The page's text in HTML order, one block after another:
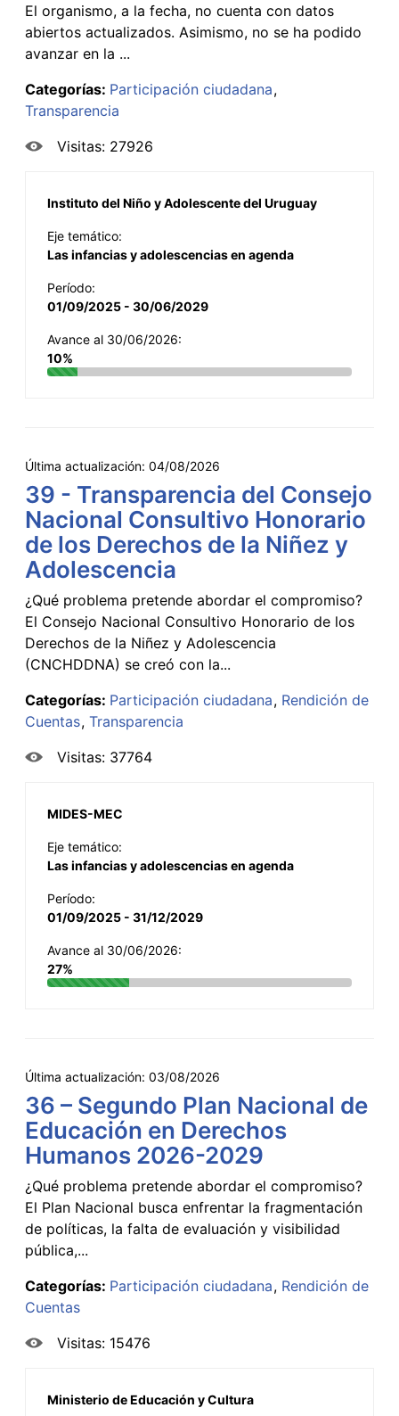
El organismo, a la fecha, no cuenta con datos
abiertos actualizados. Asimismo, no se ha podido
avanzar en la ...
Categorías: Participación ciudadana
Transparencia
Visitas: 27926
Instituto del Niño y Adolescente del Uruguay
Eje temático:
Las infancias y adolescencias en agenda
Período:
01/09/2025 - 30/06/2029
Avance al 30/06/2026:
10%
Última actualización: 04/08/2026
39 - Transparencia del Consejo
Nacional Consultivo Honorario
de los Derechos de la Niñez y
Adolescencia
¿Qué problema pretende abordar el compromiso?
El Consejo Nacional Consultivo Honorario de los
Derechos de la Niñez y Adolescencia
(CNCHDDNA) se creó con la...
Categorías: Participación ciudadana Rendición de
Cuentas Transparencia
Visitas: 37764
MIDES-MEC
Eje temático:
Las infancias y adolescencias en agenda
Período:
01/09/2025 - 31/12/2029
Avance al 30/06/2026:
27%
Última actualización: 03/08/2026
36 – Segundo Plan Nacional de
Educación en Derechos
Humanos 2026-2029
¿Qué problema pretende abordar el compromiso?
El Plan Nacional busca enfrentar la fragmentación
de políticas, la falta de evaluación y visibilidad
pública,...
Categorías: Participación ciudadana Rendición de
Cuentas
Visitas: 15476
Ministerio de Educación y Cultura